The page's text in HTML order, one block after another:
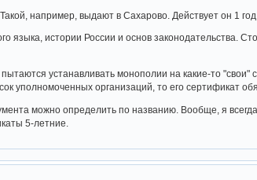
например, выдают в Сахарово. Действует он 1
языка, истории России и основ законодательства.
устанавливать монополии на какие-то
уполномоченных организаций, то его сертификат
можно определить по названию. Вообще, я
5-летние.